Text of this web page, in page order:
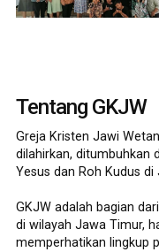
Tentang GKJW
Greja Kristen Jawi
dilahirkan, ditumbuhkan
Yesus dan Roh Kudus di
GKJW adalah bagian
di wilayah Jawa Timur,
memperhatikan lingkup